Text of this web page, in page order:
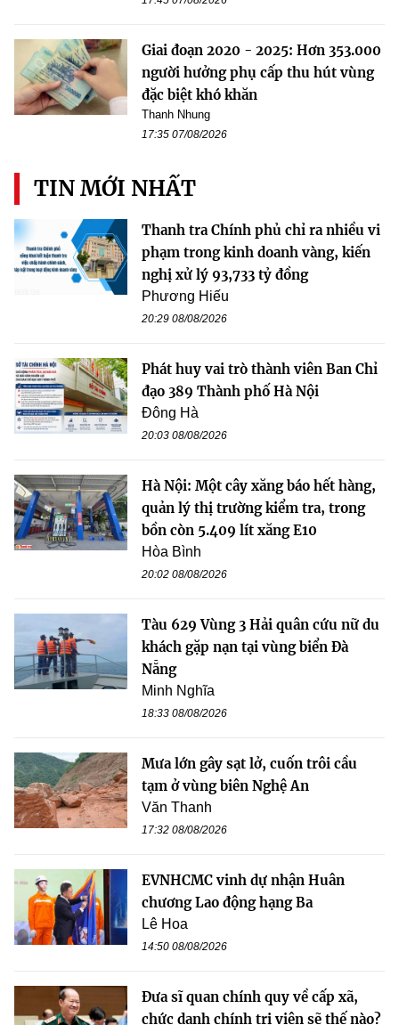
Giai đoạn 2020 - 2025: Hơn 353.000
người hưởng phụ cấp thu hút vùng
đặc biệt khó khăn
Thanh Nhung
17:35 07/08/2026
TIN MỚI NHẤT
Thanh tra Chính phủ chỉ ra nhiều vi
phạm trong kinh doanh vàng, kiến
nghị xử lý 93,733 tỷ đồng
Phương Hiếu
20:29 08/08/2026
Phát huy vai trò thành viên Ban Chỉ
đạo 389 Thành phố Hà Nội
Đông Hà
20:03 08/08/2026
Hà Nội: Một cây xăng báo hết hàng,
quản lý thị trường kiểm tra, trong
bồn còn 5.409 lít xăng E10
Hòa Bình
20:02 08/08/2026
Tàu 629 Vùng 3 Hải quân cứu nữ du
khách gặp nạn tại vùng biển Đà
Nẵng
Minh Nghĩa
18:33 08/08/2026
Mưa lớn gây sạt lở, cuốn trôi cầu
tạm ở vùng biên Nghệ An
Văn Thanh
17:32 08/08/2026
EVNHCMC vinh dự nhận Huân
chương Lao động hạng Ba
Lê Hoa
14:50 08/08/2026
Đưa sĩ quan chính quy về cấp xã,
chức danh chính trị viên sẽ thế nào?